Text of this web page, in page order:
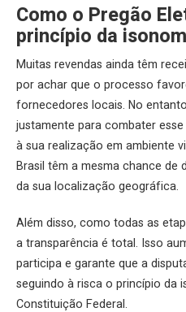
Como o Pregão
princípio da
Muitas revendas ainda têm
por achar que o processo
fornecedores locais. No
justamente para combater
à sua realização em ambiente
Brasil têm a mesma chance de
da sua localização geográfica.
Além disso, como todas as
a transparência é total. Isso
participa e garante que a
seguindo à risca o princípio da
Constituição Federal.